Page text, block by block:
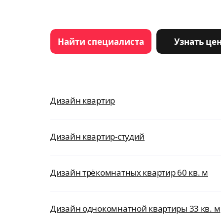
Найти специалиста Узнать
Дизайн квартир
Дизайн квартир-студий
Дизайн трёкомнатных квартир 60 кв. м
Дизайн однокомнатной квартиры 33 кв. м